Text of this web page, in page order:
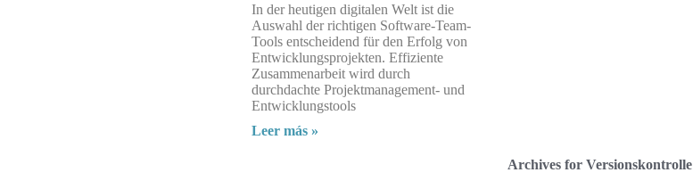
In der heutigen digitalen Welt ist die
Auswahl der richtigen Software-Team-
Tools entscheidend für den Erfolg von
Entwicklungsprojekten. Effiziente
Zusammenarbeit wird durch
durchdachte Projektmanagement- und
Entwicklungstools
Leer más »
Archives for Versionskontrolle